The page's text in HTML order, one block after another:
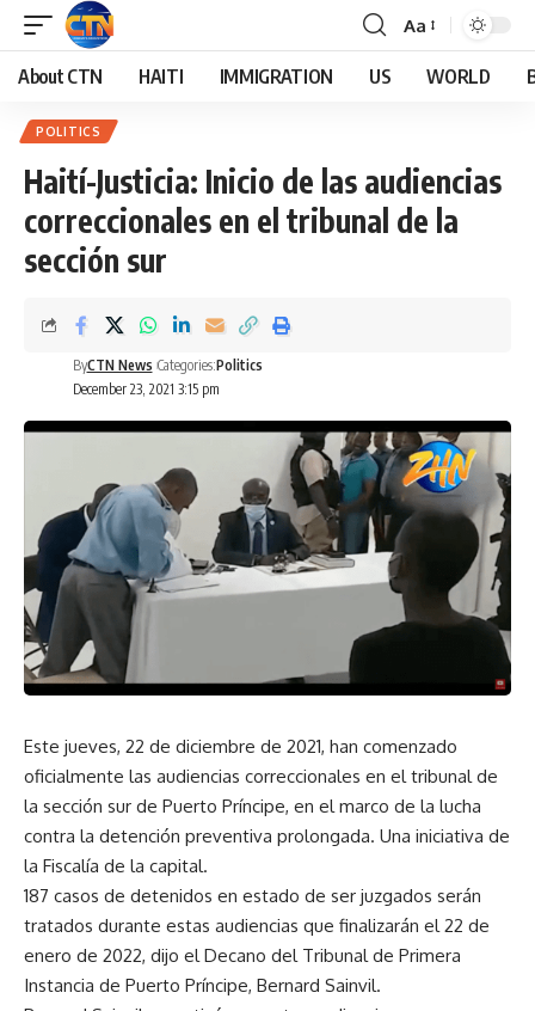
Aa
About CTN HAITI IMMIGRATION US WORLD
POLITICS
Haití-Justicia: Inicio de las audiencias
correccionales en el tribunal de la
sección sur
December 23, 2021 3:15 pm
ByCTN News Categories:Politics
Este jueves, 22 de diciembre de 2021, han comenzado
oficialmente las audiencias correccionales en el tribunal de
la sección sur de Puerto Príncipe, en el marco de la lucha
contra la detención preventiva prolongada. Una iniciativa de
la Fiscalía de la capital.
187 casos de detenidos en estado de ser juzgados serán
tratados durante estas audiencias que finalizarán el 22 de
enero de 2022, dijo el Decano del Tribunal de Primera
Instancia de Puerto Príncipe, Bernard Sainvil.